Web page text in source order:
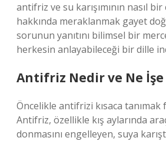
antifriz ve su karışımının nasıl
hakkında meraklanmak gayet
sorunun yanıtını bilimsel bir
herkesin anlayabileceği bir dille
Antifriz Nedir ve Ne İşe
Öncelikle antifrizi kısaca tanımak
Antifriz, özellikle kış aylarında
donmasını engelleyen, suya